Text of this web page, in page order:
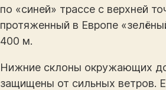
по «синей» трассе с верхней
протяженный в Европе
400 м.
Нижние склоны окружающих
защищены от сильных ветров.